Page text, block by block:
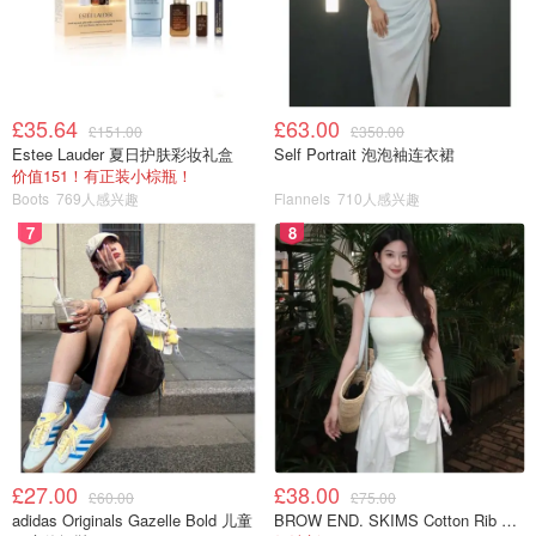
说明一下，两款面霜成分是没有区别的，只是质地上有不
同，Luxe Cream Sheer版本（轻盈乳霜）比较轻薄，Luxe
Cream（丰盈面霜）厚一些。所以没有什么好坏之分，主要
看个人选择哦！
Sheer Cream 关键词：油皮、混油皮、中性肌肤
夏季混油的时候，我会使用Luxe Cream Sheer. 到了冬天，
天气寒冷，皮肤也变得比较干，会使用Luxe Cream.
£35.64 £151.00
Estee Lauder 夏日护肤彩妆礼盒
价值151！有正装小棕瓶！
Boots 769人感兴趣
£63.00 £350.00
Self Portrait 泡泡袖连衣裙
Flannels 710人感兴趣
7
£27.00 £60.00
adidas Originals Gazelle Bold 儿童
8
£38.00 £75.00
BROW END. SKIMS Cotton Rib 长款背心连衣裙 薄荷绿